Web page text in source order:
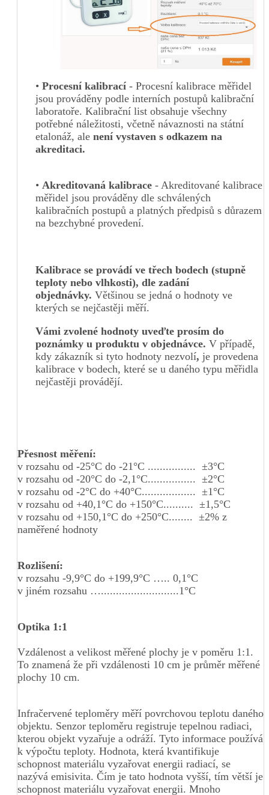
• Procesní kalibrací - Procesní kalibrace měřidel
jsou prováděny podle interních postupů kalibrační
laboratoře. Kalibrační list obsahuje všechny
potřebné náležitosti, včetně návaznosti na státní
etalonáž, ale není vystaven s odkazem na
akreditaci.
• Akreditovaná kalibrace - Akreditované kalibrace
měřidel jsou prováděny dle schválených
kalibračních postupů a platných předpisů s důrazem
na bezchybné provedení.
Kalibrace se provádí ve třech bodech (stupně
teploty nebo vlhkosti), dle zadání
objednávky. Většinou se jedná o hodnoty ve
kterých se nejčastěji měří.
Vámi zvolené hodnoty uveďte prosím do
poznámky u produktu v objednávce. V případě,
kdy zákazník si tyto hodnoty nezvolí, je provedena
kalibrace v bodech, které se u daného typu měřidla
nejčastěji provádějí.
Přesnost měření:
v rozsahu od -25°C do -21°C ................ ±3°C
v rozsahu od -20°C do -2,1°C................ ±2°C
v rozsahu od -2°C do +40°C.................. ±1°C
v rozsahu od +40,1°C do +150°C.......... ±1,5°C
v rozsahu od +150,1°C do +250°C........ ±2% z
naměřené hodnoty
Rozlišení:
v rozsahu -9,9°C do +199,9°C ….. 0,1°C
v jiném rozsahu …..........................1°C
Optika 1:1
Vzdálenost a velikost měřené plochy je v poměru 1:1.
To znamená že při vzdálenosti 10 cm je průměr měřené
plochy 10 cm.
Infračervené teploměry měří povrchovou teplotu daného
objektu. Senzor teploměru registruje tepelnou radiaci,
kterou objekt vyzařuje a odráží. Tyto informace používá
k výpočtu teploty. Hodnota, která kvantifikuje
schopnost materiálu vyzařovat energii radiací, se
nazývá emisivita. Čím je tato hodnota vyšší, tím větší je
schopnost materiálu vyzařovat energii. Mnoho